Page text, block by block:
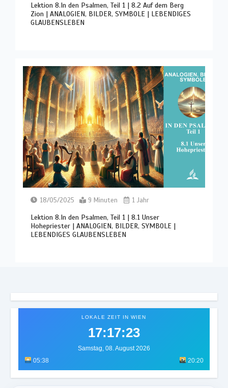
Lektion 8.In den Psalmen, Teil 1 | 8.2 Auf dem Berg
Zion | ANALOGIEN, BILDER, SYMBOLE | LEBENDIGES
GLAUBENSLEBEN
18/05/2025 9 Minuten 1 Jahr
Lektion 8.In den Psalmen, Teil 1 | 8.1 Unser
Hohepriester | ANALOGIEN, BILDER, SYMBOLE |
LEBENDIGES GLAUBENSLEBEN
LOKALE ZEIT IN WIEN
17:17:26
Samstag, 08. August 2026
05:38
20:20